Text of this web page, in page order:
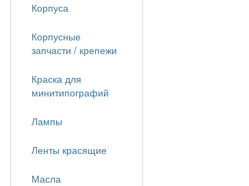
Корпуса
Корпусные
запчасти / крепежи
Краска для
минитипографий
Лампы
Ленты красящие
Масла